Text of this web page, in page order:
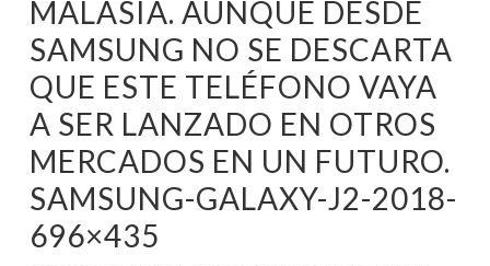
MALASIA. AUNQUE DESDE
SAMSUNG NO SE DESCARTA
QUE ESTE TELÉFONO VAYA
A SER LANZADO EN OTROS
MERCADOS EN UN FUTURO.
SAMSUNG-GALAXY-J2-2018-
696×435